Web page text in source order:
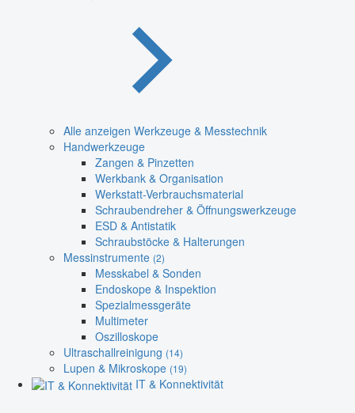
Alle anzeigen Werkzeuge & Messtechnik
Handwerkzeuge
Zangen & Pinzetten
Werkbank & Organisation
Werkstatt-Verbrauchsmaterial
Schraubendreher & Öffnungswerkzeuge
ESD & Antistatik
Schraubstöcke & Halterungen
Messinstrumente (2)
Messkabel & Sonden
Endoskope & Inspektion
Spezialmessgeräte
Multimeter
Oszilloskope
Ultraschallreinigung (14)
Lupen & Mikroskope (19)
IT & Konnektivität